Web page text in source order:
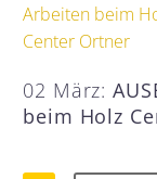
Arbeiten beim
Center Ortner
02 März:
beim Holz